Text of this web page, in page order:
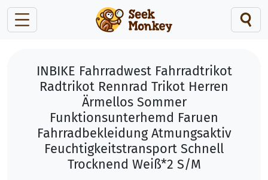
INBIKE Fahrradwest Fahrradtrikot
Radtrikot Rennrad Trikot Herren
Ärmellos Sommer
Funktionsunterhemd Faruen
Fahrradbekleidung Atmungsaktiv
Feuchtigkeitstransport Schnell
Trocknend Weiß*2 S/M